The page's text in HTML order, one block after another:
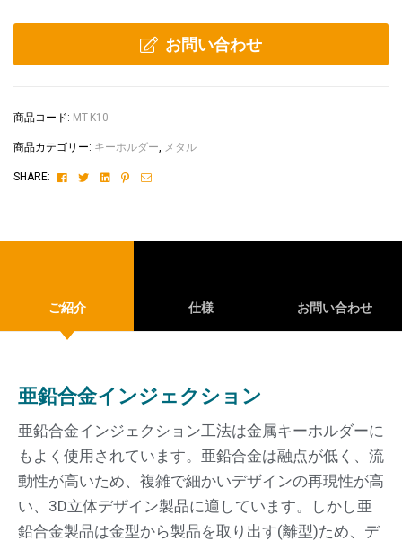
お問い合わせ
商品コード: MT-K10
商品カテゴリー: キーホルダー, メタル
SHARE: FacebookTwitterLinkedinPinterest
Email
ご紹介 仕様 お問い合わせ
亜鉛合金インジェクション
亜鉛合金インジェクション工法は金属キーホルダーに
もよく使用されています。亜鉛合金は融点が低く、流
動性が高いため、複雑で細かいデザインの再現性が高
い、3D立体デザイン製品に適しています。しかし亜
鉛合金製品は金型から製品を取り出す(離型)ため、デ